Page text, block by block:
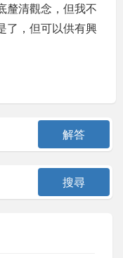
釐清觀念，但我不
了，但可以供有興